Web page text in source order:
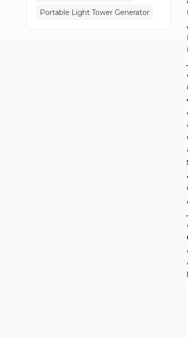
Portable Light Tower Generator